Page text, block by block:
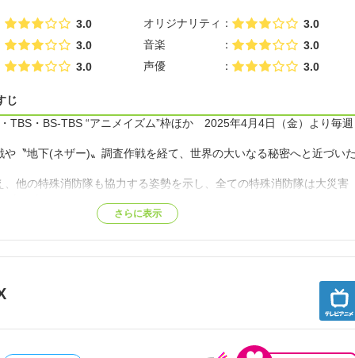
3.0 オリジナリティ
3.0
3.0
音楽
3.0
3.0
声優 3.0
じ
TBS・BS-TBS “アニメイズム”枠ほか 2025年4月4日（金）より毎週
や〝地下(ネザー)〟調査作戦を経て、世界の大いなる秘密へと近づい
、他の特殊消防隊も協力する姿勢を示し、全ての特殊消防隊は大災害
ンラ（ヒーロー）〟と消防官たちの最終決戦が開幕！【公式サイト
さらに表示